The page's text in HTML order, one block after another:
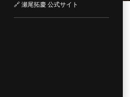
🔗 瀬尾拓慶 公式サイト